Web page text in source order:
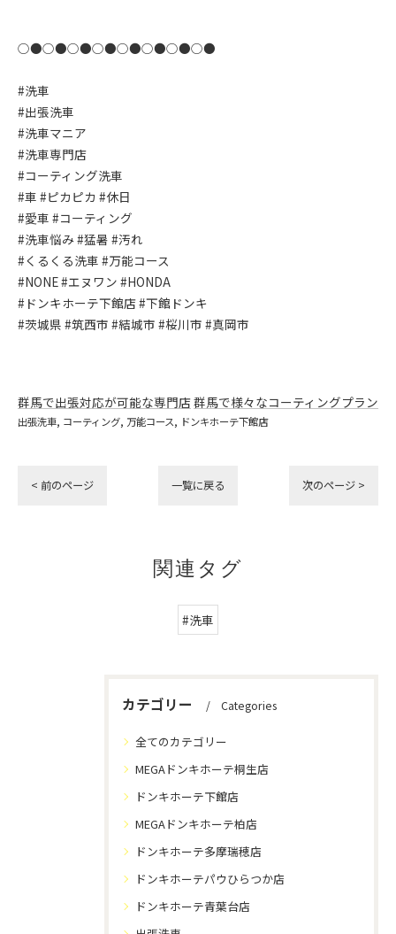
○●○●○●○●○●○●○●○●
#洗車
#出張洗車
#洗車マニア
#洗車専門店
#コーティング洗車
#車 #ピカピカ #休日
#愛車 #コーティング
#洗車悩み #猛暑 #汚れ
#くるくる洗車 #万能コース
#NONE #エヌワン #HONDA
#ドンキホーテ下館店 #下館ドンキ
#茨城県 #筑西市 #結城市 #桜川市 #真岡市
群馬で出張対応が可能な専門店群馬で様々なコーティングプラン
出張洗車 コーティング 万能コース ドンキホーテ下館店
< 前のページ 一覧に戻る 次のページ >
関連タグ
#洗車
カテゴリー Categories
全てのカテゴリー
MEGAドンキホーテ桐生店
ドンキホーテ下館店
MEGAドンキホーテ柏店
ドンキホーテ多摩瑞穂店
ドンキホーテパウひらつか店
ドンキホーテ青葉台店